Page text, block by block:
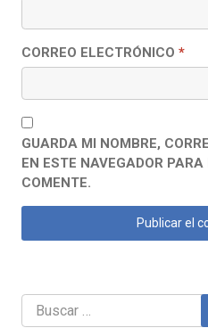
CORREO ELECTRÓNICO *
GUARDA MI NOMBRE,
EN ESTE NAVEGADOR
COMENTE.
Buscar: